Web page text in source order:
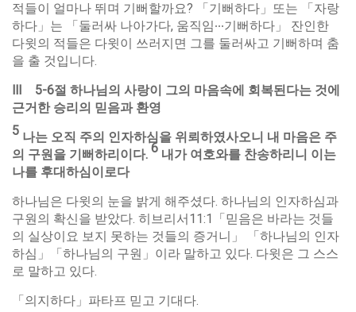
적들이 얼마나 뛰며 기뻐할까요? 「기뻐하다」또는 「자랑
하다」는 「둘러싸 나아가다, 움직임∙∙∙기뻐하다」 잔인한
다윗의 적들은 다윗이 쓰러지면 그를 둘러싸고 기뻐하며 춤
을 출 것입니다.
Ⅲ 5-6절 하나님의 사랑이 그의 마음속에 회복된다는 것에
근거한 승리의 믿음과 환영
5 나는 오직 주의 인자하심을 위뢰하였사오니 내 마음은 주
의 구원을 기뻐하리이다. 6 내가 여호와를 찬송하리니 이는
나를 후대하심이로다
하나님은 다윗의 눈을 밝게 해주셨다. 하나님의 인자하심과
구원의 확신을 받았다. 히브리서11:1「믿음은 바라는 것들
의 실상이요 보지 못하는 것들의 증거니」 「하나님의 인자
하심」「하나님의 구원」이라 말하고 있다. 다윗은 그 스스
로 말하고 있다.
「의지하다」파타프 믿고 기대다.